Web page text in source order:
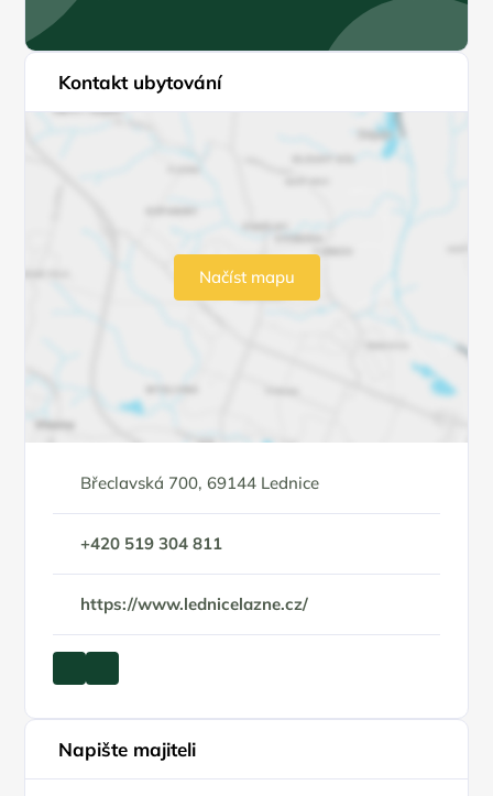
Kontakt ubytování
Načíst mapu
Břeclavská 700, 69144 Lednice
+420 519 304 811
https://www.lednicelazne.cz/
Napište majiteli